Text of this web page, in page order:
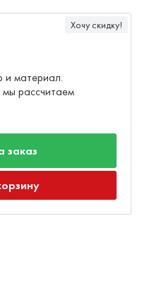
Хочу скидку!
материал.
рассчитаем
заказ